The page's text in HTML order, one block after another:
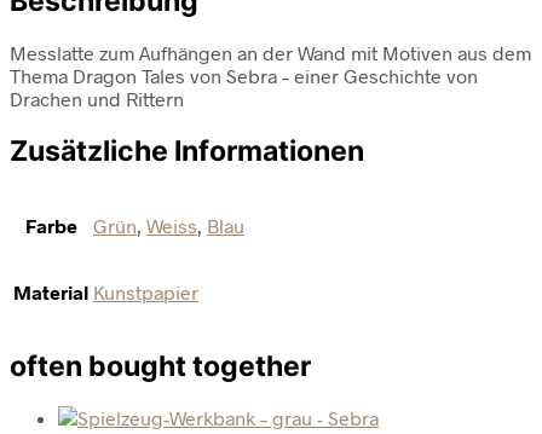
Messlatte zum Aufhängen an der Wand mit Motiven aus dem
Thema Dragon Tales von Sebra – einer Geschichte von
Drachen und Rittern
Zusätzliche Informationen
Farbe Grün Weiss Blau
Material Kunstpapier
often bought together